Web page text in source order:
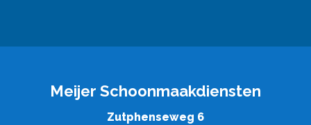
Meijer Schoonmaakdiensten
Zutphenseweg 6